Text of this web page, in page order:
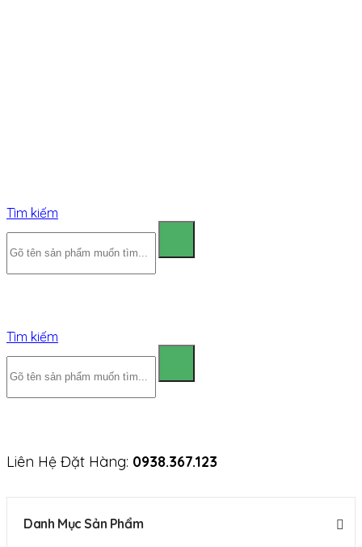
Tìm kiếm
Tìm kiếm
Liên Hệ Đặt Hàng: 0938.367.123
Danh Mục Sản Phẩm